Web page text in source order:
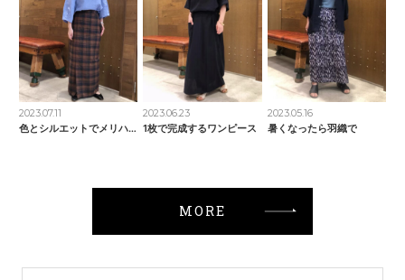
2023.07.11
色とシルエットでメリハリ
2023.06.23
1枚で完成するワンピース
2023.05.16
暑くなったら羽織で
MORE